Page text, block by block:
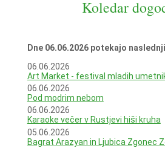
Koledar
Dne 06.06.2026 potekajo
06.06.2026
Art Market - festival mladih
06.06.2026
Pod modrim nebom
06.06.2026
Karaoke večer v Rustjevi hiši kruha
05.06.2026
Bagrat Arazyan in Ljubica Zgonec